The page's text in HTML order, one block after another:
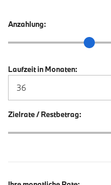
Anzahlung:
Anzahlung Schieberegler
Laufzeit in Monaten:
Zielrate / Restbetrag:
Zielrate / Restbetrag